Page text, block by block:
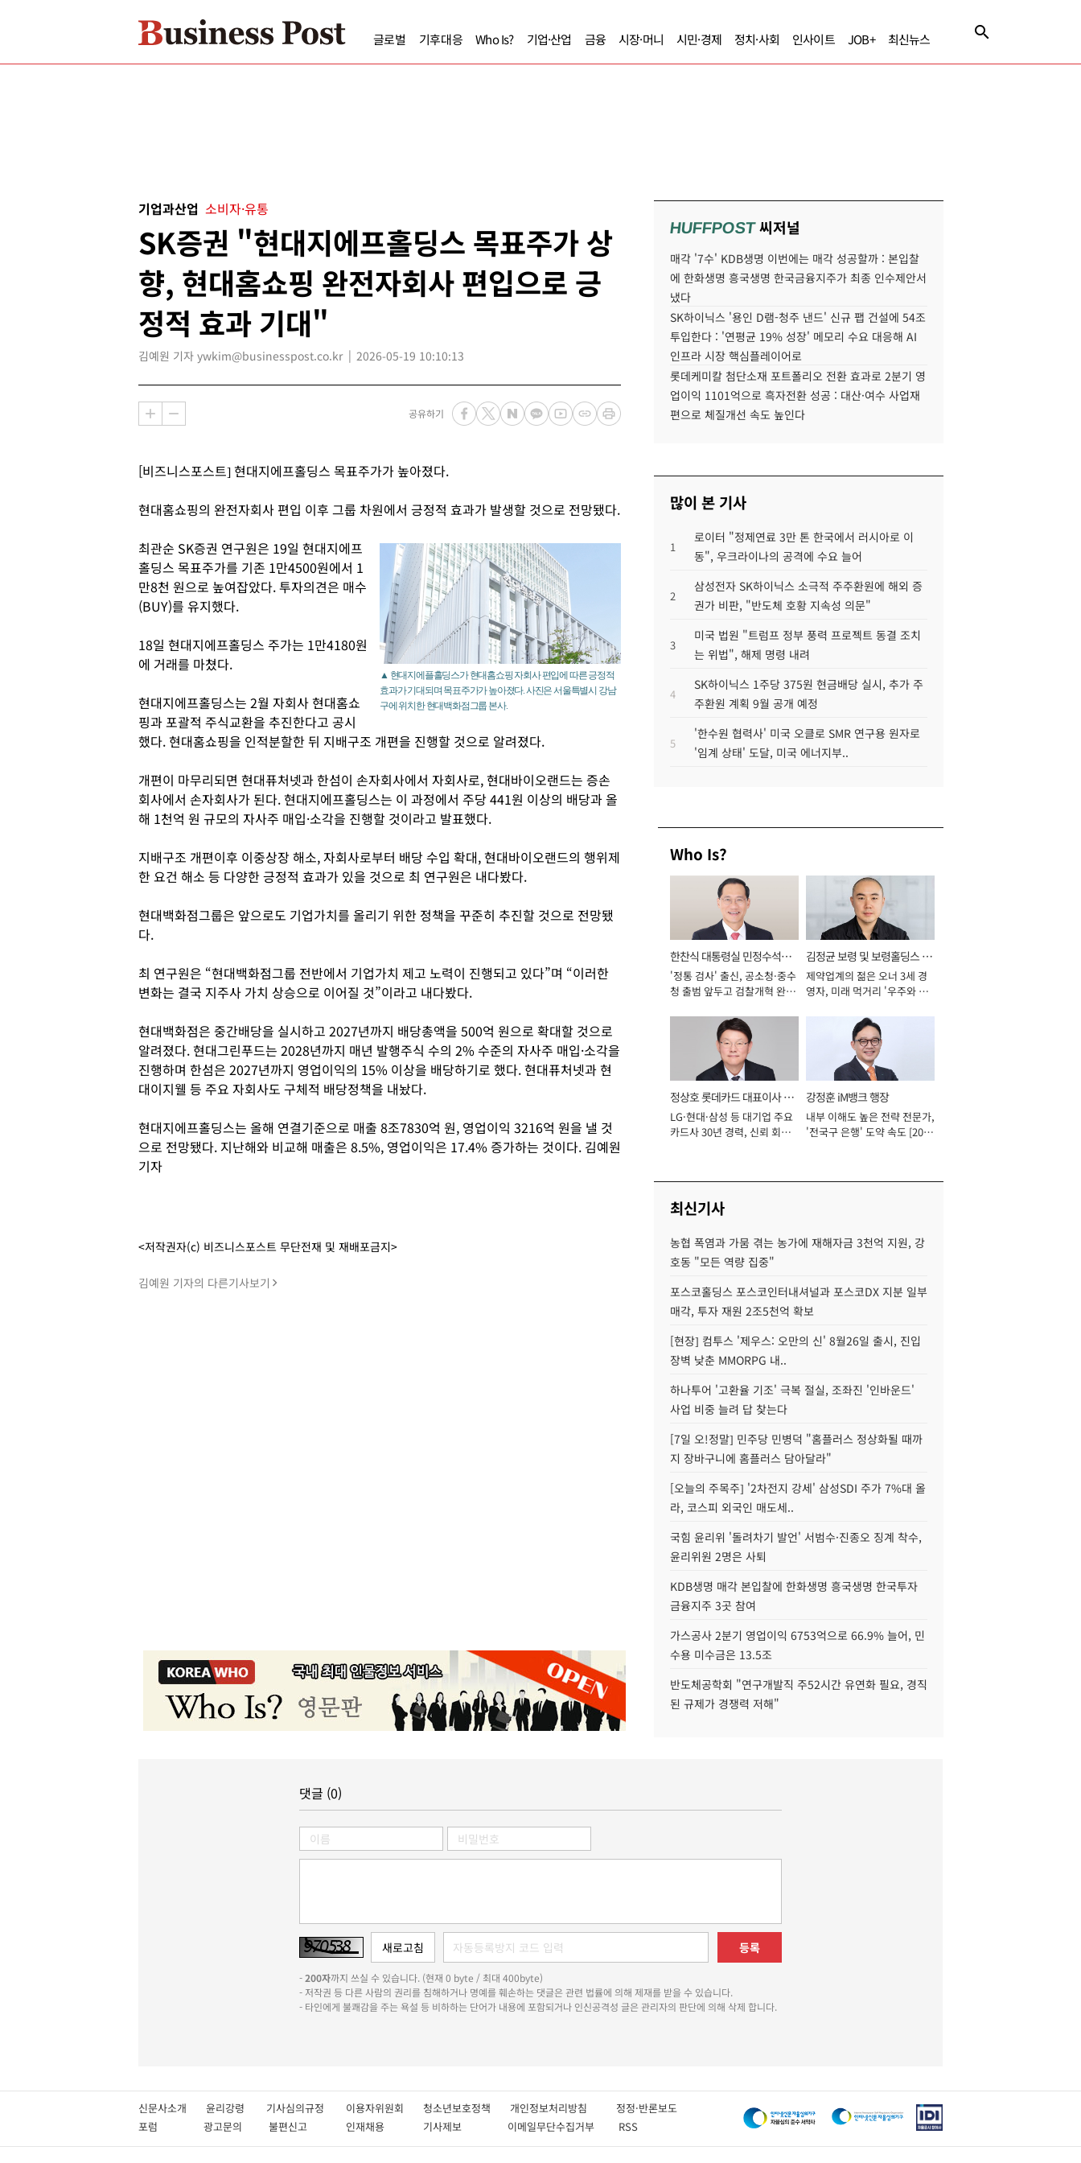
글로벌 기후대응 Who Is? 기업·산업 금융 시장·머니 시민·경제 정치·사회 인사이트 JOB+ 최신뉴스
기업과산업 소비자·유통
SK증권 "현대지에프홀딩스 목표주가 상
향, 현대홈쇼핑 완전자회사 편입으로 긍
정적 효과 기대"
김예원 기자 ywkim@businesspost.co.kr 2026-05-19 10:10:13
공유하기
[비즈니스포스트] 현대지에프홀딩스 목표주가가 높아졌다.
현대홈쇼핑의 완전자회사 편입 이후 그룹 차원에서 긍정적 효과가 발생할 것으로 전망됐다.
▲ 현대지에플홀딩스가 현대홈쇼핑 자회사 편입에 따른 긍정적
효과가 기대되며 목표주가가 높아졌다. 사진은 서울특별시 강남
구에 위치한 현대백화점그룹 본사.
최관순 SK증권 연구원은 19일 현대지에프
홀딩스 목표주가를 기존 1만4500원에서 1
만8천 원으로 높여잡았다. 투자의견은 매수
(BUY)를 유지했다.
18일 현대지에프홀딩스 주가는 1만4180원
에 거래를 마쳤다.
현대지에프홀딩스는 2월 자회사 현대홈쇼
핑과 포괄적 주식교환을 추진한다고 공시
했다. 현대홈쇼핑을 인적분할한 뒤 지배구조 개편을 진행할 것으로 알려졌다.
개편이 마무리되면 현대퓨처넷과 한섬이 손자회사에서 자회사로, 현대바이오랜드는 증손
회사에서 손자회사가 된다. 현대지에프홀딩스는 이 과정에서 주당 441원 이상의 배당과 올
해 1천억 원 규모의 자사주 매입·소각을 진행할 것이라고 발표했다.
지배구조 개편이후 이중상장 해소, 자회사로부터 배당 수입 확대, 현대바이오랜드의 행위제
한 요건 해소 등 다양한 긍정적 효과가 있을 것으로 최 연구원은 내다봤다.
현대백화점그룹은 앞으로도 기업가치를 올리기 위한 정책을 꾸준히 추진할 것으로 전망됐
다.
최 연구원은 “현대백화점그룹 전반에서 기업가치 제고 노력이 진행되고 있다”며 “이러한
변화는 결국 지주사 가치 상승으로 이어질 것”이라고 내다봤다.
현대백화점은 중간배당을 실시하고 2027년까지 배당총액을 500억 원으로 확대할 것으로
알려졌다. 현대그린푸드는 2028년까지 매년 발행주식 수의 2% 수준의 자사주 매입·소각을
진행하며 한섬은 2027년까지 영업이익의 15% 이상을 배당하기로 했다. 현대퓨처넷과 현
대이지웰 등 주요 자회사도 구체적 배당정책을 내놨다.
현대지에프홀딩스는 올해 연결기준으로 매출 8조7830억 원, 영업이익 3216억 원을 낼 것
으로 전망됐다. 지난해와 비교해 매출은 8.5%, 영업이익은 17.4% 증가하는 것이다. 김예원
기자
<저작권자(c) 비즈니스포스트 무단전재 및 재배포금지>
김예원 기자의 다른기사보기
HUFFPOST씨저널
매각 '7수' KDB생명 이번에는 매각 성공할까 : 본입찰
에 한화생명 흥국생명 한국금융지주가 최종 인수제안서
냈다
SK하이닉스 '용인 D램-청주 낸드' 신규 팹 건설에 54조
투입한다 : '연평균 19% 성장' 메모리 수요 대응해 AI
인프라 시장 핵심플레이어로
롯데케미칼 첨단소재 포트폴리오 전환 효과로 2분기 영
업이익 1101억으로 흑자전환 성공 : 대산·여수 사업재
편으로 체질개선 속도 높인다
많이 본 기사
1
로이터 "정제연료 3만 톤 한국에서 러시아로 이
동", 우크라이나의 공격에 수요 늘어
2
삼성전자 SK하이닉스 소극적 주주환원에 해외 증
권가 비판, "반도체 호황 지속성 의문"
3
미국 법원 "트럼프 정부 풍력 프로젝트 동결 조치
는 위법", 해제 명령 내려
4
SK하이닉스 1주당 375원 현금배당 실시, 추가 주
주환원 계획 9월 공개 예정
5
'한수원 협력사' 미국 오클로 SMR 연구용 원자로
'임계 상태' 도달, 미국 에너지부..
Who Is?
한찬식 대통령실 민정수석비
서관
'정통 검사' 출신, 공소청·중수
청 출범 앞두고 검찰개혁 완수
김정균 보령 및 보령홀딩스 대
표이사 사장
제약업계의 젊은 오너 3세 경
영자, 미래 먹거리 '우주와 헬
정상호 롯데카드 대표이사 사
장
LG·현대·삼성 등 대기업 주요
카드사 30년 경력, 신뢰 회복
강정훈 iM뱅크 행장
내부 이해도 높은 전략 전문가,
'전국구 은행' 도약 속도 [2026
최신기사
농협 폭염과 가뭄 겪는 농가에 재해자금 3천억 지원, 강
호동 "모든 역량 집중"
포스코홀딩스 포스코인터내셔널과 포스코DX 지분 일부
매각, 투자 재원 2조5천억 확보
[현장] 컴투스 '제우스: 오만의 신' 8월26일 출시, 진입
장벽 낮춘 MMORPG 내..
하나투어 '고환율 기조' 극복 절실, 조좌진 '인바운드'
사업 비중 늘려 답 찾는다
[7일 오!정말] 민주당 민병덕 "홈플러스 정상화될 때까
지 장바구니에 홈플러스 담아달라"
[오늘의 주목주] '2차전지 강세' 삼성SDI 주가 7%대 올
라, 코스피 외국인 매도세..
국힘 윤리위 '돌려차기 발언' 서범수·진종오 징계 착수,
윤리위원 2명은 사퇴
KDB생명 매각 본입찰에 한화생명 흥국생명 한국투자
금융지주 3곳 참여
가스공사 2분기 영업이익 6753억으로 66.9% 늘어, 민
수용 미수금은 13.5조
반도체공학회 "연구개발직 주52시간 유연화 필요, 경직
된 규제가 경쟁력 저해"
댓글 (0)
등록
-200자까지 쓰실 수 있습니다. (현재 0 byte / 최대 400byte)
- 저작권 등 다른 사람의 권리를 침해하거나 명예를 훼손하는 댓글은 관련 법률에 의해 제재를 받을 수 있습니다.
- 타인에게 불쾌감을 주는 욕설 등 비하하는 단어가 내용에 포함되거나 인신공격성 글은 관리자의 판단에 의해 삭제 합니다.
신문사소개 윤리강령 기사심의규정 이용자위원회 청소년보호정책 개인정보처리방침 정정·반론보도
포럼
광고문의 불편신고 인재채용 기사제보 이메일무단수집거부 RSS